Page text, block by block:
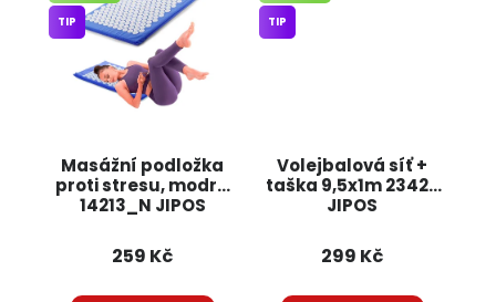
Masážní podložka
proti stresu, modrá
14213_N JIPOS
TIP
259 Kč
Volejbalová síť +
taška 9,5x1m 23427
JIPOS
TIP
299 Kč